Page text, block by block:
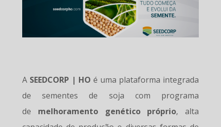
A SEEDCORP | HO é uma plataforma integrada
de sementes de soja com programa
de melhoramento genético próprio, alta